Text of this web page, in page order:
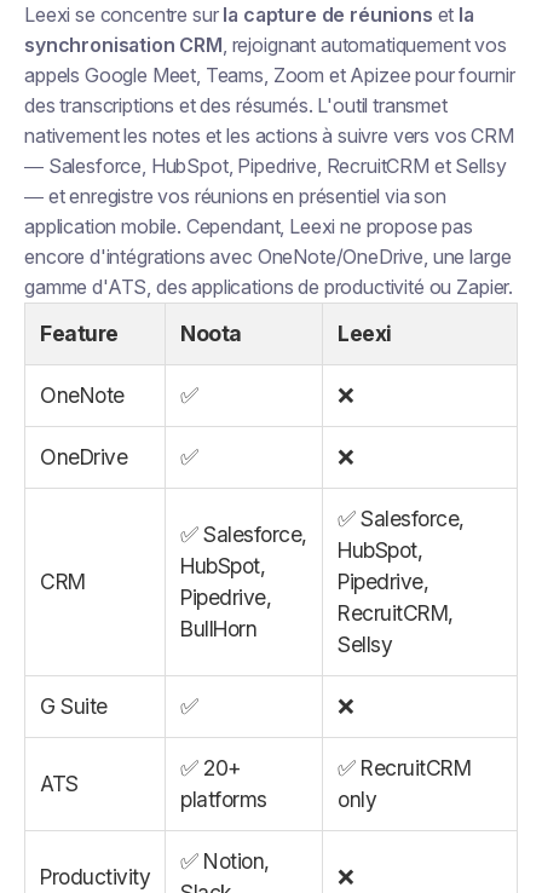
Leexi se concentre sur la capture de réunions et la
synchronisation CRM , rejoignant automatiquement vos
appels Google Meet, Teams, Zoom et Apizee pour fournir
des transcriptions et des résumés. L'outil transmet
nativement les notes et les actions à suivre vers vos CRM
— Salesforce, HubSpot, Pipedrive, RecruitCRM et Sellsy
— et enregistre vos réunions en présentiel via son
application mobile. Cependant, Leexi ne propose pas
encore d'intégrations avec OneNote/OneDrive, une large
gamme d'ATS, des applications de productivité ou Zapier.
Feature Noota Leexi
OneNote ✅ ❌
OneDrive ✅ ❌
CRM
✅ Salesforce,
HubSpot,
Pipedrive,
BullHorn
✅ Salesforce,
HubSpot,
Pipedrive,
RecruitCRM,
Sellsy
G Suite ✅ ❌
ATS
✅ 20+
platforms
✅ RecruitCRM
only
Productivity
✅ Notion,
❌